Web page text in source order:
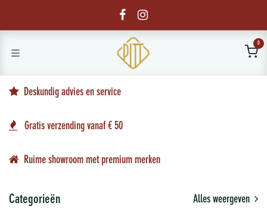
0
Deskundig advies en service
Gratis verzending vanaf € 50
Ruime showroom met premium merken
Categorieën Alles weergeven